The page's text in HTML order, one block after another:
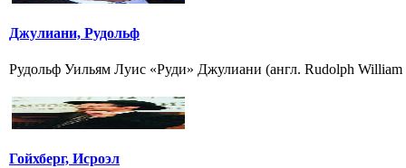
Джулиани, Рудольф
Рудольф Уильям Луис «Руди» Джулиани (англ. Rudolph
Гойхберг, Исроэл